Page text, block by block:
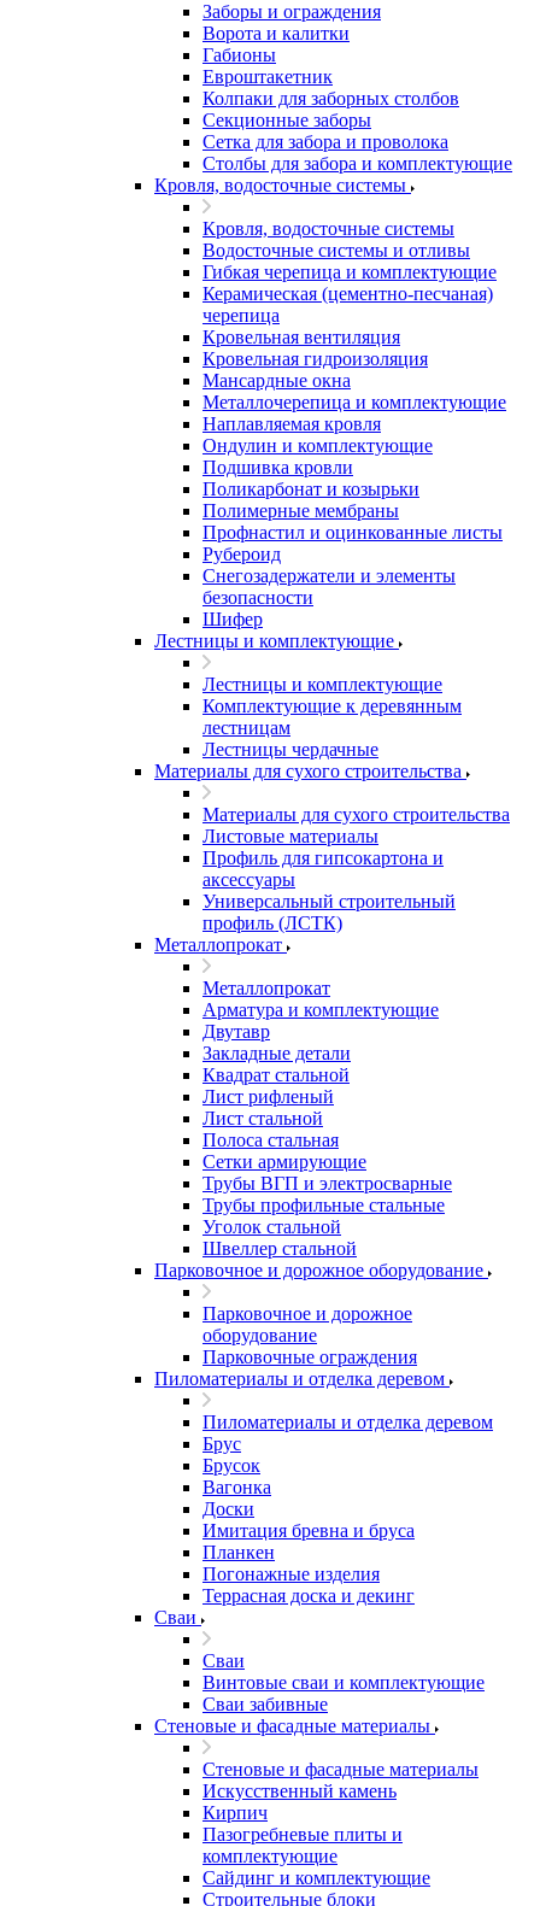
Заборы и ограждения
Ворота и калитки
Габионы
Евроштакетник
Колпаки для заборных столбов
Секционные заборы
Сетка для забора и проволока
Столбы для забора и комплектующие
Кровля, водосточные системы
Кровля, водосточные системы
Водосточные системы и отливы
Гибкая черепица и комплектующие
Керамическая (цементно-песчаная)
черепица
Кровельная вентиляция
Кровельная гидроизоляция
Мансардные окна
Металлочерепица и комплектующие
Наплавляемая кровля
Ондулин и комплектующие
Подшивка кровли
Поликарбонат и козырьки
Полимерные мембраны
Профнастил и оцинкованные листы
Рубероид
Снегозадержатели и элементы
безопасности
Шифер
Лестницы и комплектующие
Лестницы и комплектующие
Комплектующие к деревянным
лестницам
Лестницы чердачные
Материалы для сухого строительства
Материалы для сухого строительства
Листовые материалы
Профиль для гипсокартона и
аксессуары
Универсальный строительный
профиль (ЛСТК)
Металлопрокат
Металлопрокат
Арматура и комплектующие
Двутавр
Закладные детали
Квадрат стальной
Лист рифленый
Лист стальной
Полоса стальная
Сетки армирующие
Трубы ВГП и электросварные
Трубы профильные стальные
Уголок стальной
Швеллер стальной
Парковочное и дорожное оборудование
Парковочное и дорожное
оборудование
Парковочные ограждения
Пиломатериалы и отделка деревом
Пиломатериалы и отделка деревом
Брус
Брусок
Вагонка
Доски
Имитация бревна и бруса
Планкен
Погонажные изделия
Террасная доска и декинг
Сваи
Сваи
Винтовые сваи и комплектующие
Сваи забивные
Стеновые и фасадные материалы
Стеновые и фасадные материалы
Искусственный камень
Кирпич
Пазогребневые плиты и
комплектующие
Сайдинг и комплектующие
Строительные блоки